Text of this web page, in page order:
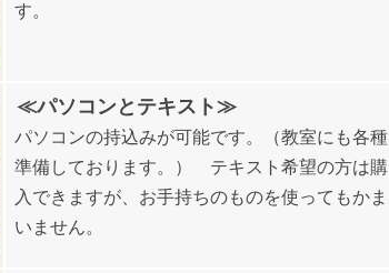
す。
≪パソコンとテキスト≫
パソコンの持込みが可能です。（教室にも各種
準備しております。） テキスト希望の方は購
入できますが、お手持ちのものを使ってもかま
いません。